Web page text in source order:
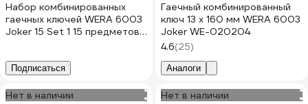
Набор комбинированных
гаечных ключей WERA 6003
Joker 15 Set 1 15 предметов,
Подписаться
Гаечный комбинированный
ключ 13 x 160 мм WERA 6003
Joker WE-020204
4.6(25)
Аналоги
Нет в наличии Нет в наличии